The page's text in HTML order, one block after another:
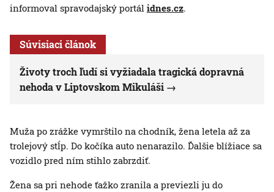
informoval spravodajský portál idnes.cz.
Súvisiaci článok
Životy troch ľudí si vyžiadala tragická dopravná
nehoda v Liptovskom Mikuláši
Muža po zrážke vymrštilo na chodník, žena letela až za
trolejový stĺp. Do kočíka auto nenarazilo. Ďalšie blížiace sa
vozidlo pred ním stihlo zabrzdiť.
Žena sa pri nehode ťažko zranila a previezli ju do